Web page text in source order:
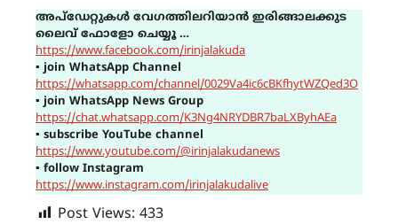
അപ്ഡേറ്റുകൾ വേഗത്തിലറിയാൻ ഇരിങ്ങാലക്കുട
ലൈവ് ഫോളോ ചെയ്യൂ …
https://www.facebook.com/irinjalakuda
▪ join WhatsApp Channel
https://whatsapp.com/channel/0029Va4ic6cBKfhytWZQed3O
▪ join WhatsApp News Group
https://chat.whatsapp.com/K3Ng4NRYDBR7baLXByhAEa
▪ subscribe YouTube channel
https://www.youtube.com/@irinjalakudanews
▪ follow Instagram
https://www.instagram.com/irinjalakudalive
Post Views: 433